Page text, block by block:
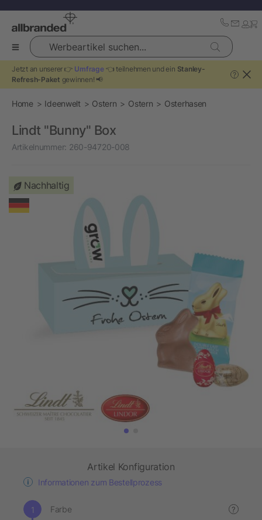
Werbeartikel suchen...
Jetzt an unserer 👉 Umfrage👈 teilnehmen und ein Stanley-
Refresh-Paket gewinnen! 📢
?
Home Ideenwelt Ostern Ostern Osterhasen
Lindt "Bunny" Box
Artikelnummer: 260-94720-008
Nachhaltig
Artikel Konfiguration
Informationen zum Bestellprozess
Farbe ?